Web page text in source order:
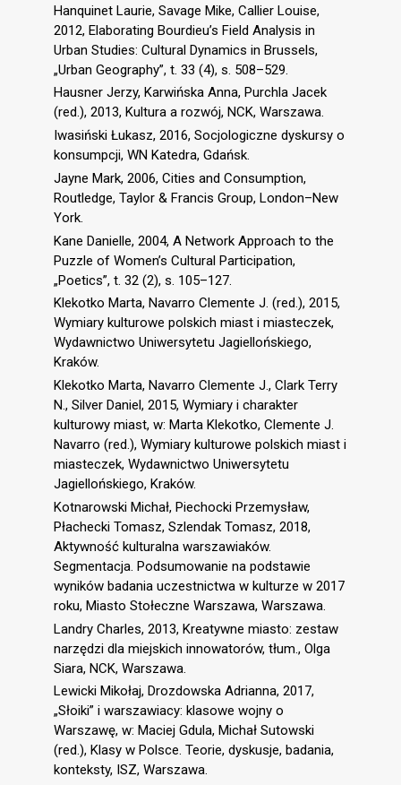
Hanquinet Laurie, Savage Mike, Callier Louise,
2012, Elaborating Bourdieu’s Field Analysis in
Urban Studies: Cultural Dynamics in Brussels,
„Urban Geography”, t. 33 (4), s. 508–529.
Hausner Jerzy, Karwińska Anna, Purchla Jacek
(red.), 2013, Kultura a rozwój, NCK, Warszawa.
Iwasiński Łukasz, 2016, Socjologiczne dyskursy o
konsumpcji, WN Katedra, Gdańsk.
Jayne Mark, 2006, Cities and Consumption,
Routledge, Taylor & Francis Group, London–New
York.
Kane Danielle, 2004, A Network Approach to the
Puzzle of Women’s Cultural Participation,
„Poetics”, t. 32 (2), s. 105–127.
Klekotko Marta, Navarro Clemente J. (red.), 2015,
Wymiary kulturowe polskich miast i miasteczek,
Wydawnictwo Uniwersytetu Jagiellońskiego,
Kraków.
Klekotko Marta, Navarro Clemente J., Clark Terry
N., Silver Daniel, 2015, Wymiary i charakter
kulturowy miast, w: Marta Klekotko, Clemente J.
Navarro (red.), Wymiary kulturowe polskich miast i
miasteczek, Wydawnictwo Uniwersytetu
Jagiellońskiego, Kraków.
Kotnarowski Michał, Piechocki Przemysław,
Płachecki Tomasz, Szlendak Tomasz, 2018,
Aktywność kulturalna warszawiaków.
Segmentacja. Podsumowanie na podstawie
wyników badania uczestnictwa w kulturze w 2017
roku, Miasto Stołeczne Warszawa, Warszawa.
Landry Charles, 2013, Kreatywne miasto: zestaw
narzędzi dla miejskich innowatorów, tłum., Olga
Siara, NCK, Warszawa.
Lewicki Mikołaj, Drozdowska Adrianna, 2017,
„Słoiki” i warszawiacy: klasowe wojny o
Warszawę, w: Maciej Gdula, Michał Sutowski
(red.), Klasy w Polsce. Teorie, dyskusje, badania,
konteksty, ISZ, Warszawa.